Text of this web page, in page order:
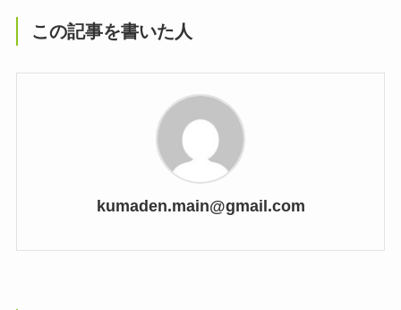
この記事を書いた人
kumaden.main@gmail.com